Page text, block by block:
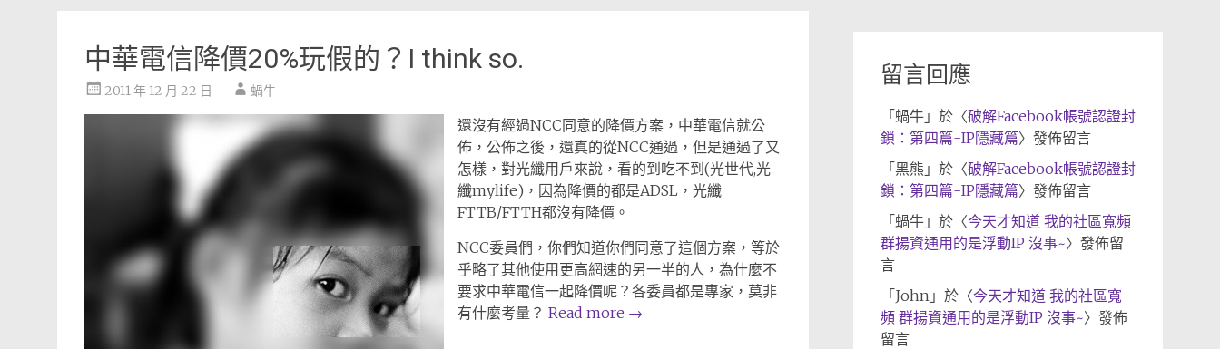
中華電信降價20%玩假的？I think so.
2011 年 12 月 22 日 蝸牛
還沒有經過NCC同意的降價方案，中華電信就公
佈，公佈之後，還真的從NCC通過，但是通過了又
怎樣，對光纖用戶來說，看的到吃不到(光世代,光
纖mylife)，因為降價的都是ADSL，光纖
FTTB/FTTH都沒有降價。
NCC委員們，你們知道你們同意了這個方案，等於
乎略了其他使用更高網速的另一半的人，為什麼不
要求中華電信一起降價呢？各委員都是專家，莫非
有什麼考量？ Read more →
留言回應
「 蝸牛」於〈破解Facebook帳號認證封
鎖：第四篇-IP隱藏篇〉發佈留言
「 黑熊 」於〈破解Facebook帳號認證封
鎖：第四篇-IP隱藏篇〉發佈留言
「 蝸牛」於〈今天才知道 我的社區寬頻
群揚資通用的是浮動IP 沒事~〉發佈留
言
「 John」於〈今天才知道 我的社區寬
頻 群揚資通用的是浮動IP 沒事~〉發佈
留言